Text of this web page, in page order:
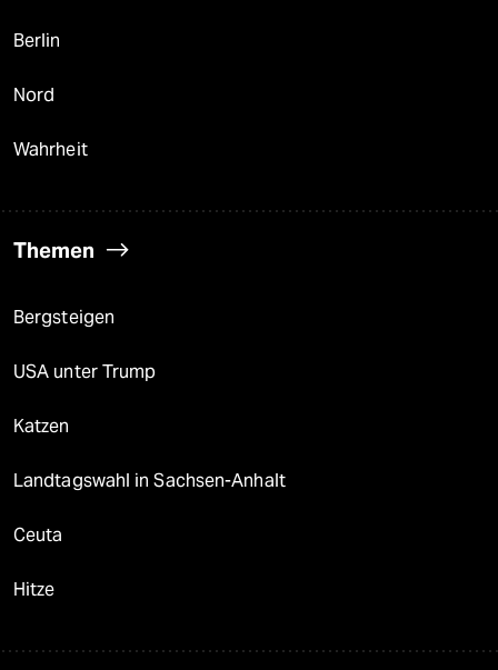
Berlin
Nord
Wahrheit
Themen
Bergsteigen
USA unter Trump
Katzen
Landtagswahl in Sachsen-Anhalt
Ceuta
Hitze